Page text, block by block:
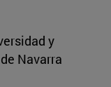
y
Navarra